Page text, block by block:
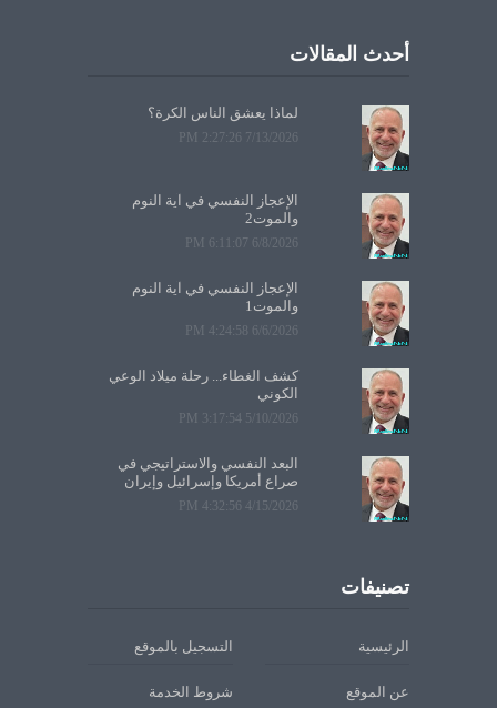
أحدث المقالات
لماذا يعشق الناس الكرة؟
7/13/2026 2:27:26 PM
الإعجاز النفسي في آية النوم
والموت2
6/8/2026 6:11:07 PM
الإعجاز النفسي في آية النوم
والموت1
6/6/2026 4:24:58 PM
كشف الغطاء... رحلة ميلاد الوعي
الكوني
5/10/2026 3:17:54 PM
البعد النفسي والاستراتيجي في
صراع أمريكا وإسرائيل وإيران
4/15/2026 4:32:56 PM
تصنيفات
الرئيسية التسجيل بالموقع
عن الموقع شروط الخدمة